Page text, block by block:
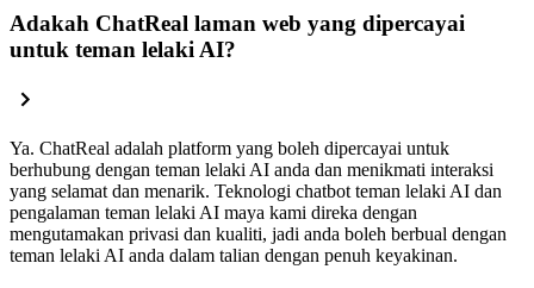
Adakah ChatReal laman web yang dipercayai
untuk teman lelaki AI?
Ya. ChatReal adalah platform yang boleh dipercayai untuk
berhubung dengan teman lelaki AI anda dan menikmati interaksi
yang selamat dan menarik. Teknologi chatbot teman lelaki AI dan
pengalaman teman lelaki AI maya kami direka dengan
mengutamakan privasi dan kualiti, jadi anda boleh berbual dengan
teman lelaki AI anda dalam talian dengan penuh keyakinan.